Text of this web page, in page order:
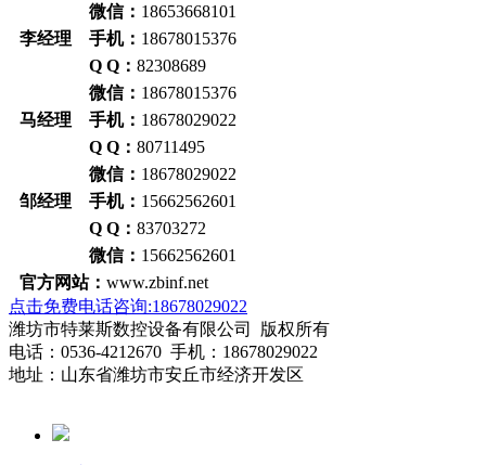
微信： 18653668101
李经理 手机： 18678015376
Q Q： 82308689
微信： 18678015376
马经理 手机： 18678029022
Q Q： 80711495
微信： 18678029022
邹经理 手机： 15662562601
Q Q： 83703272
微信： 15662562601
官方网站： www.zbinf.net
点击免费电话咨询:18678029022
潍坊市特莱斯数控设备有限公司 版权所有
电话：0536-4212670 手机：18678029022
地址：山东省潍坊市安丘市经济开发区